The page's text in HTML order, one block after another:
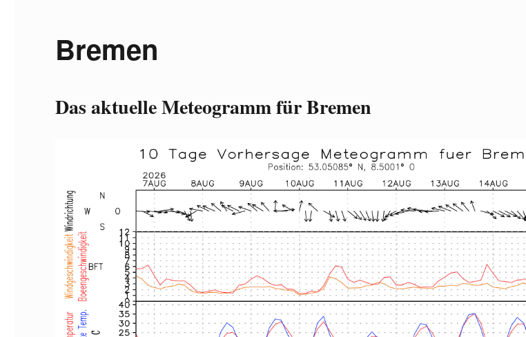
Bremen
Das aktuelle Meteogramm für Bremen